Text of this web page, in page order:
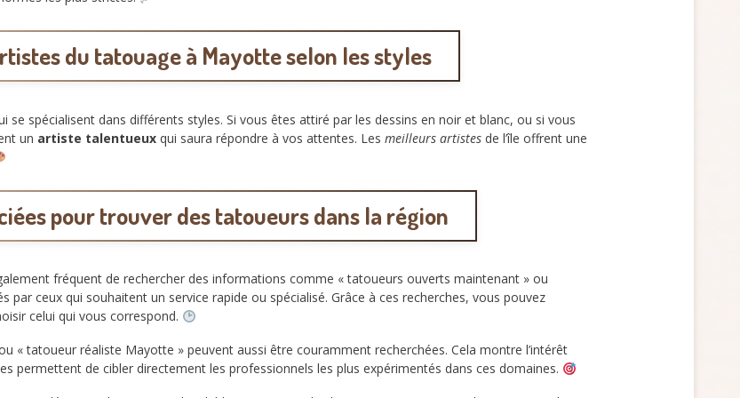
du tatouage à Mayotte selon les styles
spécialisent dans différents styles. Si vous êtes attiré par les dessins en noir et blanc, ou si vous
un artiste talentueux qui saura répondre à vos attentes. Les meilleurs artistes de l’île offrent une
pour trouver des tatoueurs dans la région
fréquent de rechercher des informations comme « tatoueurs ouverts maintenant » ou
par ceux qui souhaitent un service rapide ou spécialisé. Grâce à ces recherches, vous pouvez
celui qui vous correspond.
« tatoueur réaliste Mayotte » peuvent aussi être couramment recherchées. Cela montre l’intérêt
permettent de cibler directement les professionnels les plus expérimentés dans ces domaines.